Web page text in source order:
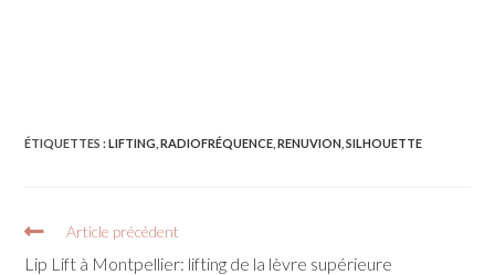
ÉTIQUETTES :LIFTING RADIOFRÉQUENCE RENUVION SILHOUETTE
Article précédent
Lip Lift à Montpellier: lifting de la lèvre supérieure